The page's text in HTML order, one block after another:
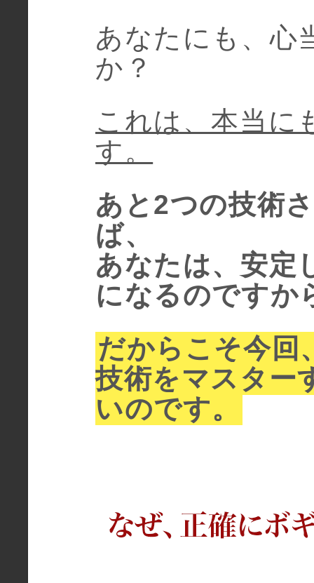
あなたにも、心
か？
これは、本当に
す。
あと2つの技術
ば、
あなたは、安定
になるのですか
だからこそ今回
技術をマスター
いのです。